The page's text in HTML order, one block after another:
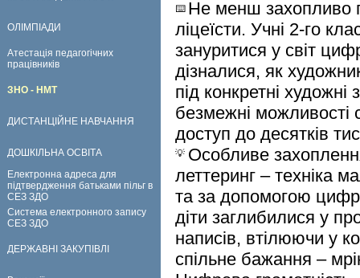
ОЛІМПІАДИ
Атестація педагогічних
працівників
ЗНО - НМТ
ДИСТАНЦІЙНЕ НАВЧАННЯ
ДОШКІЛЬНА ОСВІТА
Електронна адреса для
підтвердження батьками пільг в
СЕЗ ЗДО
Система електронного запису
СЕЗ ЗДО
ДЕРЖАВНІ ЗАКУПІВЛІ
Не менш захопливо
ліцеїсти. Учні 2-го
зануритися у світ
дізналися, як
під конкретні
безмежні можливості
доступ до десятків
Особливе
леттеринг – техніка
та за допомогою
діти заглибилися у
написів, втілюючи у
спільне бажання –